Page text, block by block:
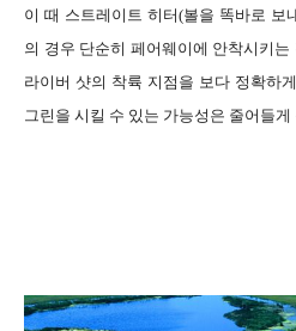
이 때 스트레이트 히터(볼을 똑바로 보
의 경우 단순히 페어웨이에 안착시키
라이버 샷의 착륙 지점을 보다 정확하
그린을 시킬 수 있는 가능성은 줄어들게